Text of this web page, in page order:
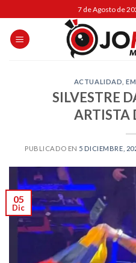
to
content
7 de Agosto de
ACTUALIDAD ,
SILVESTRE
ARTISTA
PUBLICADO EN 5 DICIEMBRE,
05
Dic